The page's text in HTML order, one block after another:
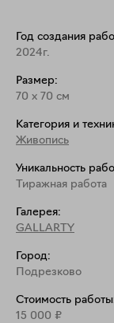
Год создания
2024г.
Размер:
70 x 70 см
Категория и
Живопись
Уникальность
Тиражная работа
Галерея:
GALLARTY
Город:
Подрезково
Стоимость
15 000 ₽